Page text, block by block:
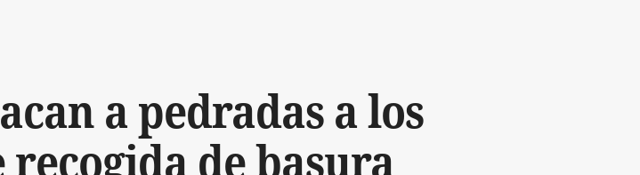
a pedradas a los
de basura